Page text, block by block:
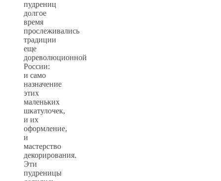
пудрениц
долгое
время
прослеживались
традиции
еще
дореволюционной
России:
и само
назначение
этих
маленьких
шкатулочек,
и их
оформление,
и
мастерство
декорирования.
Эти
пудреницы